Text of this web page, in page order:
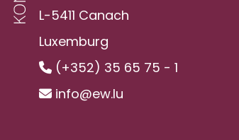
L-5411 Canach
Luxemburg
(+352) 35 65 75 - 1
info@ew.lu